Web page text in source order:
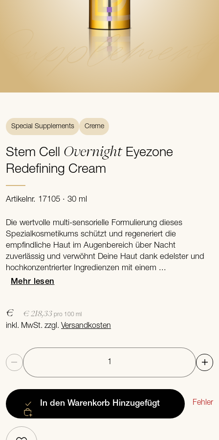
Special Supplements Creme
Stem Cell OvernightEyezone
Redefining Cream
Artikelnr. 17105 · 30 ml
Die wertvolle multi-sensorielle Formulierung dieses
Spezialkosmetikums schützt und regeneriert die
empfindliche Haut im Augenbereich über Nacht
zuverlässig und verwöhnt Deine Haut dank edelster und
hochkonzentrierter Ingredienzen mit einem ...
Mehr lesen
€ € 218,33 pro 100 ml
inkl. MwSt. zzgl.Versandkosten
Anzahl
In den Warenkorb Hinzugefügt Fehler